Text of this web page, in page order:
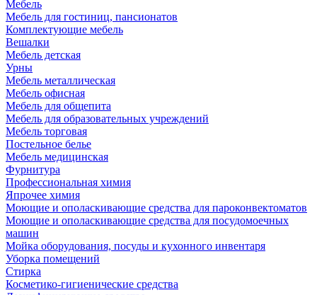
Мебель
Мебель для гостиниц, пансионатов
Комплектующие мебель
Вешалки
Мебель детская
Урны
Мебель металлическая
Мебель офисная
Мебель для общепита
Мебель для образовательных учреждений
Мебель торговая
Постельное белье
Мебель медицинская
Фурнитура
Профессиональная химия
Япрочее химия
Моющие и ополаскивающие средства для пароконвектоматов
Моющие и ополаскивающие средства для посудомоечных
машин
Мойка оборудования, посуды и кухонного инвентаря
Уборка помещений
Стирка
Косметико-гигиенические средства